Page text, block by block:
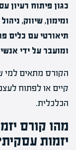
כגון פיתוח רעיון
ומימון, שיווק,
תיאורטי עם כלים
ומועבר על ידי
הקורס מתאים למי
קיים או לפתוח
הכלכלית.
מהו קורס
יזמות